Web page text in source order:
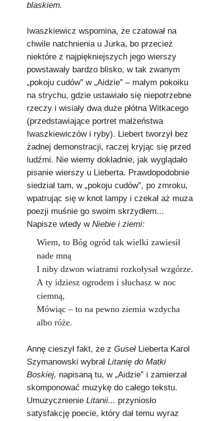
blaskiem.
Iwaszkiewicz wspomina, że czatował na
chwile natchnienia u Jurka, bo przecież
niektóre z najpiękniejszych jego wierszy
powstawały bardzo blisko, w tak zwanym
„pokoju cudów” w „Aidzie” – małym pokoiku
na strychu, gdzie ustawiało się niepotrzebne
rzeczy i wisiały dwa duże płótna Witkacego
(przedstawiające portret małżeństwa
Iwaszkiewiczów i ryby). Liebert tworzył bez
żadnej demonstracji, raczej kryjąc się przed
ludźmi. Nie wiemy dokładnie, jak wyglądało
pisanie wierszy u Lieberta. Prawdopodobnie
siedział tam, w „pokoju cudów”, po zmroku,
wpatrując się w knot lampy i czekał aż muza
poezji muśnie go swoim skrzydłem...
Napisze wtedy w Niebie i ziemi:
Wiem, to Bóg ogród tak wielki zawiesił
nade mną
I niby dzwon wiatrami rozkołysał wzgórze.
A ty idziesz ogrodem i słuchasz w noc
ciemną,
Mówiąc – to na pewno ziemia wzdycha
albo róże.
Annę cieszył fakt, że z Guseł Lieberta Karol
Szymanowski wybrał Litanię do Matki
Boskiej, napisaną tu, w „Aidzie” i zamierzał
skomponować muzykę do całego tekstu.
Umuzycznienie Litanii... przyniosło
satysfakcję poecie, który dał temu wyraz